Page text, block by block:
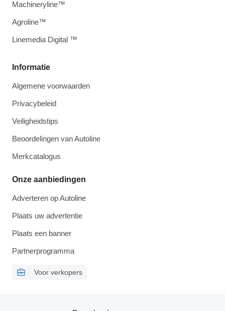
Informatie
Algemene voorwaarden
Privacybeleid
Veiligheidstips
Beoordelingen van Autoline
Merkcatalogus
Onze aanbiedingen
Adverteren op Autoline
Plaats uw advertentie
Plaats een banner
Partnerprogramma
Voor verkopers
Machineryline™
Agroline™
Linemedia Digital ™